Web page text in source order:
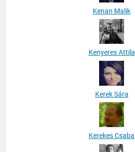
Kenan Malik
Kenyeres Attila
Kerek Sára
Kerekes Csaba